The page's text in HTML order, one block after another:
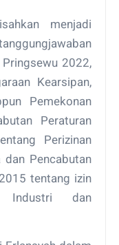
menjadi
2022,
Kearsipan,
Pemekonan
Peraturan
Perizinan
dan Pencabutan
tentang izin
Industri dan